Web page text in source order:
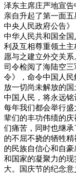
泽东主席庄严地宣
亲自升起了第一面
中央人民政府公告
中华人民共和国全
利及互相尊重领土
愿与之建立外交关
司令检阅了海陆空
令》，命令中国人
放一切尚未解放的
中国人民，将永远铭
每年我们都会举行
辈们的丰功伟绩的
们痛苦，同时也继
的不屈不挠的牺牲
的民族自信心和自
和国家的凝聚力的
大。国庆节的纪念